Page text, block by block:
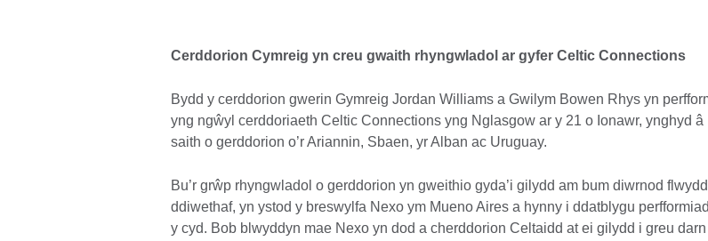
Cerddorion Cymreig yn creu gwaith rhyngwladol ar gyfer Celtic Connections
Bydd y cerddorion gwerin Gymreig Jordan Williams a Gwilym Bowen Rhys yn
yng ngŵyl cerddoriaeth Celtic Connections yng Nglasgow ar y 21 o Ionawr, ynghyd â
saith o gerddorion o’r Ariannin, Sbaen, yr Alban ac Uruguay.
Bu’r grŵp rhyngwladol o gerddorion yn gweithio gyda’i gilydd am bum diwrnod
ddiwethaf, yn ystod y breswylfa Nexo ym Mueno Aires a hynny i ddatblygu
y cyd. Bob blwyddyn mae Nexo yn dod a cherddorion Celtaidd at ei gilydd i greu darn